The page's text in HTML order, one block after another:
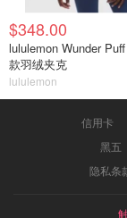
$348.00
lululemon Wunder
款羽绒夹克
lululemon
信用卡
黑五
隐私条